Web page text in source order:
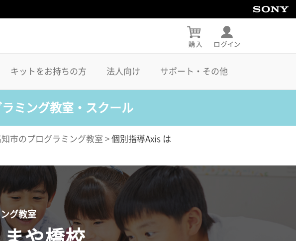
キットをお持ちの方 法人向け サポート・その他
ミング教室・スクール
知市のプログラミング教室 > 個別指導Axis は
グ教室